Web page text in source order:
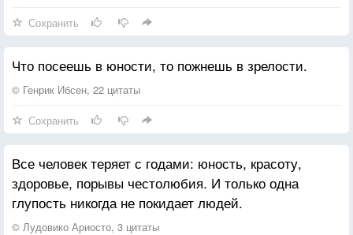
Для детей все матери прекрасны,
Значит, некрасивых женщин нет!
Пусть дожди звенят на тротуарах,
Знаю: не бывает женщин старых,
Если есть их юности друзья.
Женщина и в горе забывает
Подвести любви своей черту:
Некрасивых женщин не бывает,
Сохранить
Что посеешь в юности, то пожнешь в зрелости.
© Генрик Ибсен, 22 цитаты
Сохранить
Все человек теряет с годами: юность, красоту,
здоровье, порывы честолюбия. И только одна
глупость никогда не покидает людей.
© Лудовико Ариосто, 3 цитаты